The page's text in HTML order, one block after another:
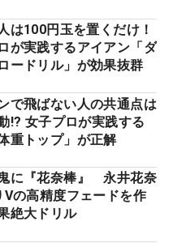
は100円玉を置くだけ！
が実践するアイアン「ダ
ードリル」が効果抜群
で飛ばない人の共通点は
!? 女子プロが実践する
重トップ」が正解
に『花奈棒』 永井花奈
Vの高精度フェードを作
絶大ドリル